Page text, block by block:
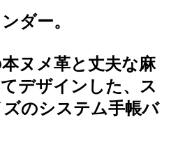
ダー。
ヌメ革と丈夫な麻
デザインした、ス
のシステム手帳バ